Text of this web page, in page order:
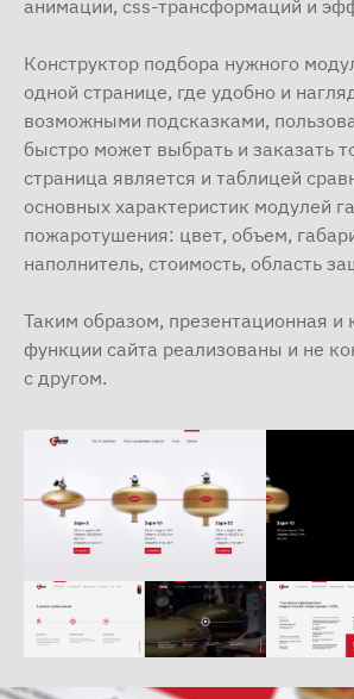
анимации, css-трансформаций и
Конструктор подбора нужного
одной странице, где удобно и
возможными подсказками,
быстро может выбрать и заказать
страница является и таблицей
основных характеристик модулей
пожаротушения: цвет, объем,
наполнитель, стоимость, область
Таким образом, презентационная и
функции сайта реализованы и не
с другом.